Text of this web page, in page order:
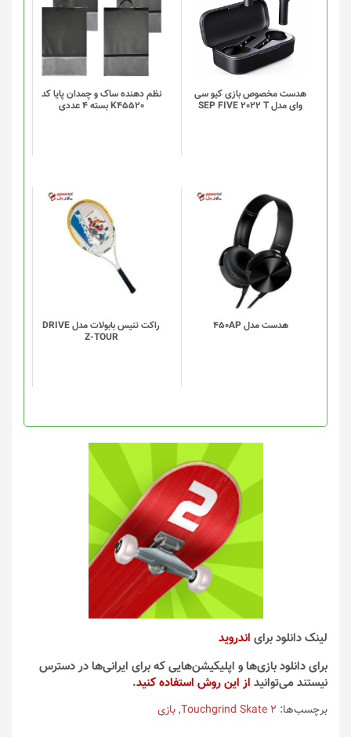
هدست مخصوص بازی کیو سی
وای مدل SEP FIVE 2022 T
دارای
انواع
مختلفی
می
باشد.
گزینه
ها
محصول
انتخاب
شوند
نظم دهنده ساک و چمدان پایا کد
K45520 بسته 4 عددی
دارای
انواع
می
باشد.
گزینه
ها
محصول
انتخاب
شوند
هدست مدل 450AP
راکت تنیس بابولات مدل DRIVE
Z-TOUR
لینک دانلود برای اندروید
برای دانلود بازی‌ها و اپلیکیشن‌هایی که برای ایرانی‌ها در دسترس
نیستند می‌توانید از این روش استفاده کنید.
برچسب‌ها: Touchgrind Skate 2
,بازی